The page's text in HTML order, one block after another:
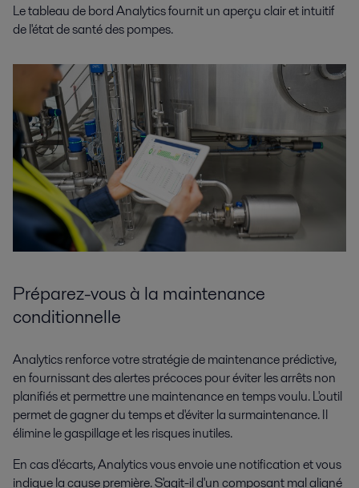
Le tableau de bord Analytics fournit un aperçu clair et intuitif
de l'état de santé des pompes.
Préparez-vous à la maintenance
conditionnelle
Analytics renforce votre stratégie de maintenance prédictive,
en fournissant des alertes précoces pour éviter les arrêts non
planifiés et permettre une maintenance en temps voulu. L'outil
permet de gagner du temps et d'éviter la surmaintenance. Il
élimine le gaspillage et les risques inutiles.
En cas d'écarts, Analytics vous envoie une notification et vous
indique la cause première. S'agit-il d'un composant mal aligné